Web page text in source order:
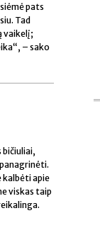
pats
Tad
vaikelį;
– sako
bičiuliai,
kalbėti apie
viskas taip